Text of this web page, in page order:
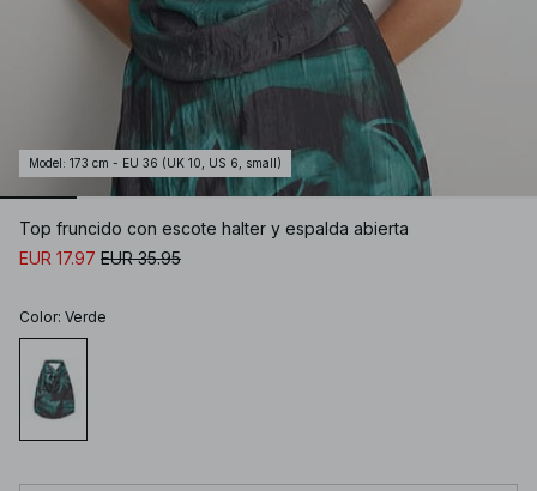
Model : 173 cm - EU 36 (UK 10, US 6, small)
Top fruncido con escote halter y espalda abierta
EUR 17.97 EUR 35.95
Color: Verde